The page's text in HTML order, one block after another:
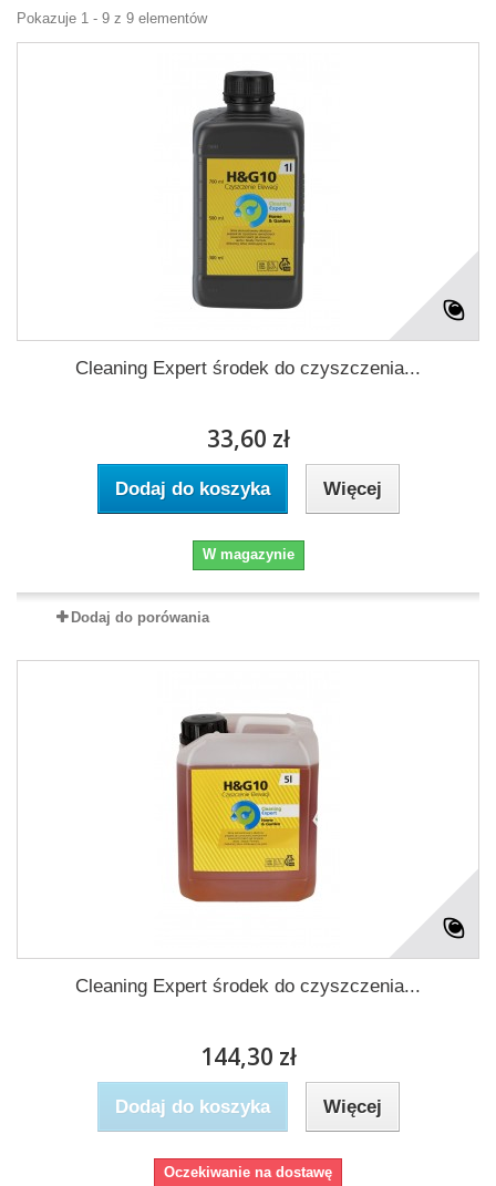
Pokazuje 1 - 9 z 9 elementów
Cleaning Expert środek do czyszczenia...
33,60 zł
Dodaj do koszyka Więcej
W magazynie
Dodaj do porówania
Cleaning Expert środek do czyszczenia...
144,30 zł
Dodaj do koszyka Więcej
Oczekiwanie na dostawę